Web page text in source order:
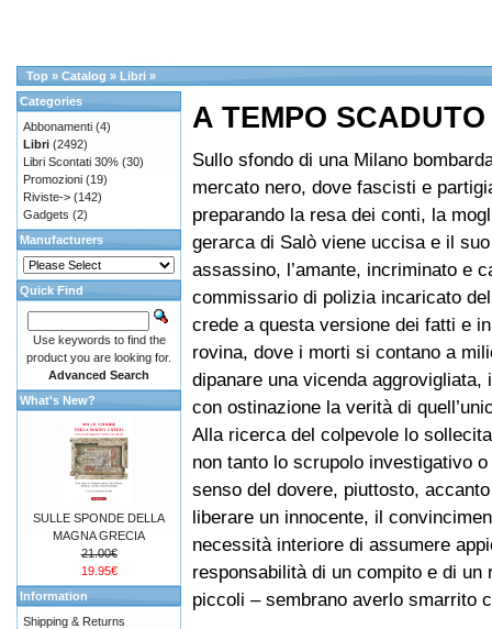
Top » Catalog » Libri »
A TEMPO SCADUTO
Sullo sfondo di una Milano
mercato nero, dove fascisti e
preparando la resa dei conti, la
gerarca di Salò viene uccisa e il
assassino, l’amante, incriminato e
commissario di polizia incaricato
crede a questa versione dei fatti e
rovina, dove i morti si contano a
dipanare una vicenda aggrovigliata,
con ostinazione la verità di
Alla ricerca del colpevole lo
non tanto lo scrupolo investigativo
senso del dovere, piuttosto, accanto
liberare un innocente, il
necessità interiore di assumere
responsabilità di un compito e di
piccoli – sembrano averlo smarrito
Categories
Abbonamenti (4)
Libri (2492)
Libri Scontati 30% (30)
Promozioni (19)
Riviste-> (142)
Gadgets (2)
Manufacturers
Quick Find
Use keywords to find the
product you are looking for.
Advanced Search
What's New?
SULLE SPONDE DELLA
MAGNA GRECIA
21.00€
19.95€
Information
Shipping & Returns